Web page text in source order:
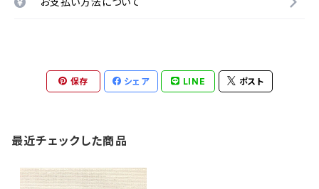
保存 シェア LINE ポスト
最近チェックした商品